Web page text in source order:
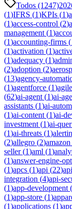
Todos (1247)
(1)IFRS (1)KPIs (1)
(1)access-control (2)
management (1)
(1)accounting-firms (
(1)activation (1)
(1)adequacy (1)
(2)adoption (2)
(13)agency-
(1)agentforce (1)agile
(62)ai-agent (1)ai-
assistants (1)ai-
(1)ai-content (1)ai-
investment (1)ai-
(1)ai-threats (1)
(2)allegro (2)amazon
seller(1)aml (1)
(1)answer-engine-
(1)apcs (1)api (22)
integration (4)api-
(1)app-development (
(1)app-store (1)
(1)applications (1)